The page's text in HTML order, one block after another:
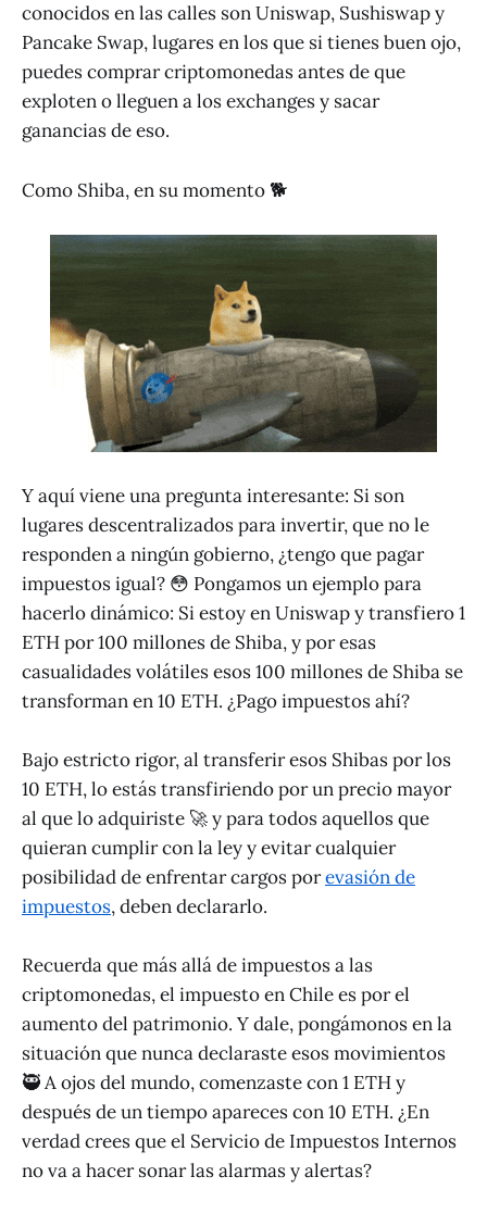
conocidos en las calles son Uniswap, Sushiswap y
Pancake Swap, lugares en los que si tienes buen ojo,
puedes comprar criptomonedas antes de que
exploten o lleguen a los exchanges y sacar
ganancias de eso.
Como Shiba, en su momento 🐕
Y aquí viene una pregunta interesante: Si son
lugares descentralizados para invertir, que no le
responden a ningún gobierno, ¿tengo que pagar
impuestos igual? 😳 Pongamos un ejemplo para
hacerlo dinámico: Si estoy en Uniswap y transfiero 1
ETH por 100 millones de Shiba, y por esas
casualidades volátiles esos 100 millones de Shiba se
transforman en 10 ETH. ¿Pago impuestos ahí?
Bajo estricto rigor, al transferir esos Shibas por los
10 ETH, lo estás transfiriendo por un precio mayor
al que lo adquiriste 🚀 y para todos aquellos que
quieran cumplir con la ley y evitar cualquier
posibilidad de enfrentar cargos porevasión de
impuestos, deben declararlo.
Recuerda que más allá de impuestos a las
criptomonedas, el impuesto en Chile es por el
aumento del patrimonio. Y dale, pongámonos en la
situación que nunca declaraste esos movimientos
🥷 A ojos del mundo, comenzaste con 1 ETH y
después de un tiempo apareces con 10 ETH. ¿En
verdad crees que el Servicio de Impuestos Internos
no va a hacer sonar las alarmas y alertas?